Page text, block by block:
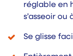
réglable en
s’asseoir
Se glisse